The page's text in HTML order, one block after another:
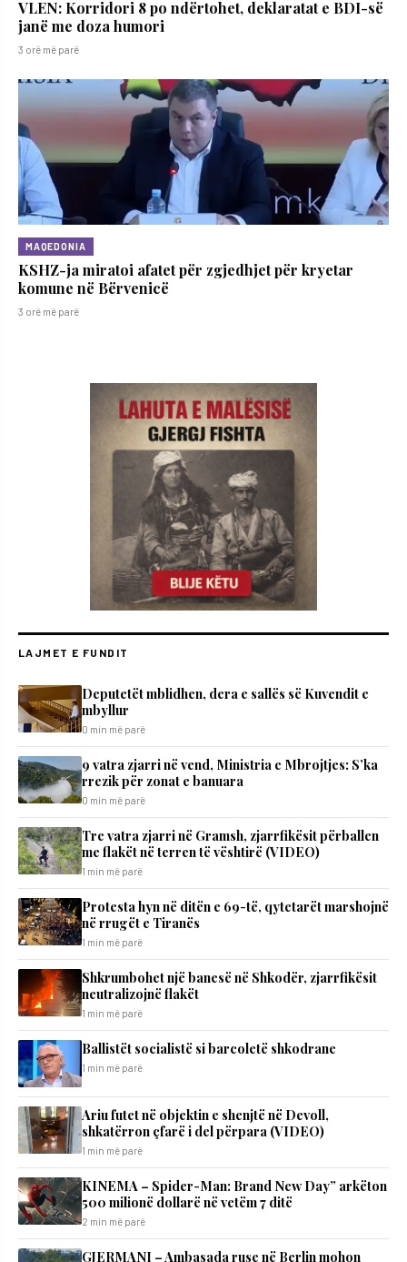
VLEN: Korridori 8 po ndërtohet, deklaratat e BDI-së
janë me doza ​humori
3 orë më parë
MAQEDONIA
KSHZ-ja miratoi afatet për zgjedhjet për kryetar
komune në Bërvenicë
3 orë më parë
LAJMET E FUNDIT
Deputetët mblidhen, dera e sallës së Kuvendit e
mbyllur
0 min më parë
9 vatra zjarri në vend, Ministria e Mbrojtjes: S’ka
rrezik për zonat e banuara
0 min më parë
Tre vatra zjarri në Gramsh, zjarrfikësit përballen
me flakët në terren të vështirë (VIDEO)
1 min më parë
Protesta hyn në ditën e 69-të, qytetarët marshojnë
në rrugët e Tiranës
1 min më parë
Shkrumbohet një banesë në Shkodër, zjarrfikësit
neutralizojnë flakët
1 min më parë
Ballistët socialistë si barcoletë shkodrane
1 min më parë
Ariu futet në objektin e shenjtë në Devoll,
shkatërron çfarë i del përpara (VIDEO)
1 min më parë
KINEMA – Spider-Man: Brand New Day” arkëton
500 milionë dollarë në vetëm 7 ditë
2 min më parë
GJERMANI – Ambasada ruse në Berlin mohon